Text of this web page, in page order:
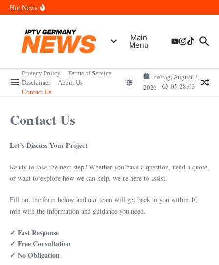
Skip to content
Hot News
Sportereignisse und Termine
Wann kommt die Samsung Galaxy Watch 9 heraus? Der
Vollständige Leitfaden für Smartwatch-Fans
Welche Mini LED Fernseher sind die Besten? Der Vollständige
Leitfaden für Premium-Bildqualität
Leitfaden zum Vermögen und der Karriere
Main
Menu
Privacy Policy
Terms of Service
Disclaimer
About Us
Contact Us
Freitag, August 7,
2026
05:28:03
Contact Us
Let’s Discuss Your Project
Ready to take the next step? Whether you have a question, need a quote,
or want to explore how we can help, we’re here to assist.
Fill out the form below and our team will get back to you within 10
min with the information and guidance you need.
✓ Fast Response
✓ Free Consultation
✓ No Obligation